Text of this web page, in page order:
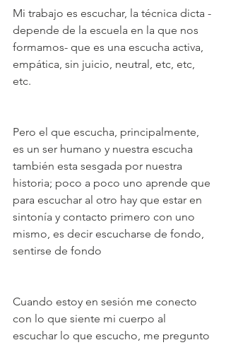
Mi trabajo es escuchar, la técnica dicta -
depende de la escuela en la que nos
formamos- que es una escucha activa,
empática, sin juicio, neutral, etc, etc,
etc.
Pero el que escucha, principalmente,
es un ser humano y nuestra escucha
también esta sesgada por nuestra
historia; poco a poco uno aprende que
para escuchar al otro hay que estar en
sintonía y contacto primero con uno
mismo, es decir escucharse de fondo,
sentirse de fondo
Cuando estoy en sesión me conecto
con lo que siente mi cuerpo al
escuchar lo que escucho, me pregunto